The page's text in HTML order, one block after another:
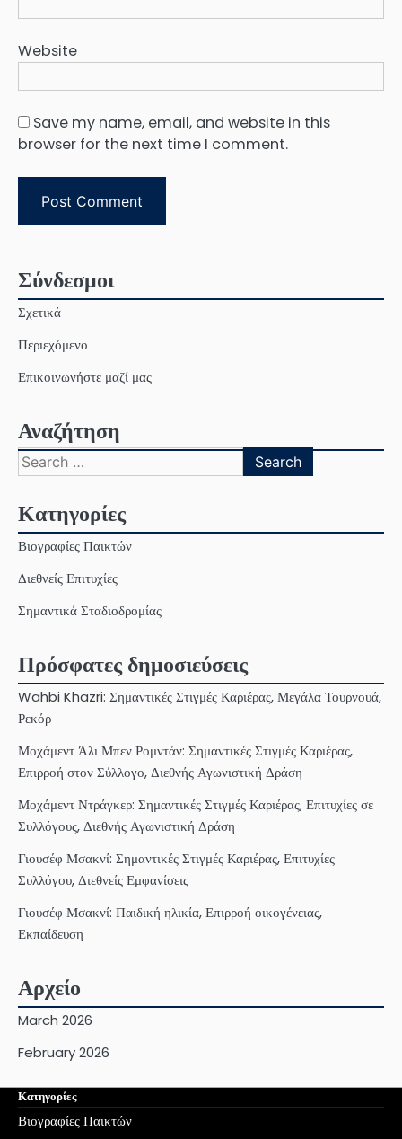
Website
Save my name, email, and website in this
browser for the next time I comment.
Σύνδεσμοι
Σχετικά
Περιεχόμενο
Επικοινωνήστε μαζί μας
Αναζήτηση
Search
for:
Κατηγορίες
Βιογραφίες Παικτών
Διεθνείς Επιτυχίες
Σημαντικά Σταδιοδρομίας
Πρόσφατες δημοσιεύσεις
Wahbi Khazri: Σημαντικές Στιγμές Καριέρας, Μεγάλα Τουρνουά,
Ρεκόρ
Μοχάμεντ Άλι Μπεν Ρομντάν: Σημαντικές Στιγμές Καριέρας,
Επιρροή στον Σύλλογο, Διεθνής Αγωνιστική Δράση
Μοχάμεντ Ντράγκερ: Σημαντικές Στιγμές Καριέρας, Επιτυχίες σε
Συλλόγους, Διεθνής Αγωνιστική Δράση
Γιουσέφ Μσακνί: Σημαντικές Στιγμές Καριέρας, Επιτυχίες
Συλλόγου, Διεθνείς Εμφανίσεις
Γιουσέφ Μσακνί: Παιδική ηλικία, Επιρροή οικογένειας,
Εκπαίδευση
Αρχείο
March 2026
February 2026
Κατηγορίες
Βιογραφίες Παικτών